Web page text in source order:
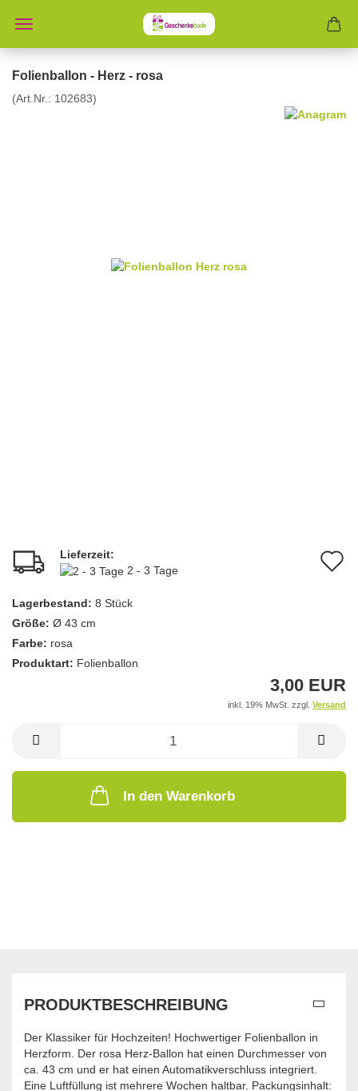
Folienballon - Herz - rosa
(Art.Nr.: 102683)
Lieferzeit:
2 - 3 Tage
Lagerbestand: 8 Stück
Größe: Ø 43 cm
Farbe: rosa
Produktart: Folienballon
3,00 EUR
inkl. 19% MwSt. zzgl. Versand
In den Warenkorb
PRODUKTBESCHREIBUNG
Der Klassiker für Hochzeiten! Hochwertiger Folienballon in
Herzform. Der rosa Herz-Ballon hat einen Durchmesser von
ca. 43 cm und er hat einen Automatikverschluss integriert.
Eine Luftfüllung ist mehrere Wochen haltbar. Packungsinhalt: